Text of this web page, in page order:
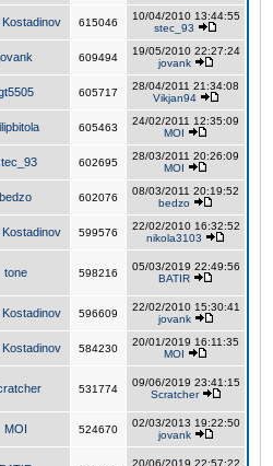
Kostadinov 615046
10/04/2010 13:44:55
stec_93
609494
19/05/2010 22:27:24
jovank
605717
28/04/2011 21:34:08
Vikjan94
605463
24/02/2011 12:35:09
MOI
602695
28/03/2011 20:26:09
MOI
bedzo 602076
08/03/2011 20:19:52
bedzo
Kostadinov 599576
22/02/2010 16:32:52
nikola3103
tone 598216
05/03/2019 22:49:56
BATIR
Kostadinov 596609
22/02/2010 15:30:41
jovank
Kostadinov 584230
20/01/2019 16:11:35
MOI
531774
09/06/2019 23:41:15
Scratcher
MOI 524670
02/03/2013 19:22:50
jovank
20/06/2019 22:57:22